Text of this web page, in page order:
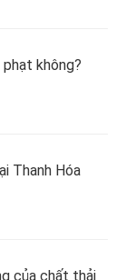
không?
Thanh Hóa
của chất thải